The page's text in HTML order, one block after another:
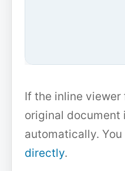
If the inline
original
automatically.
directly.